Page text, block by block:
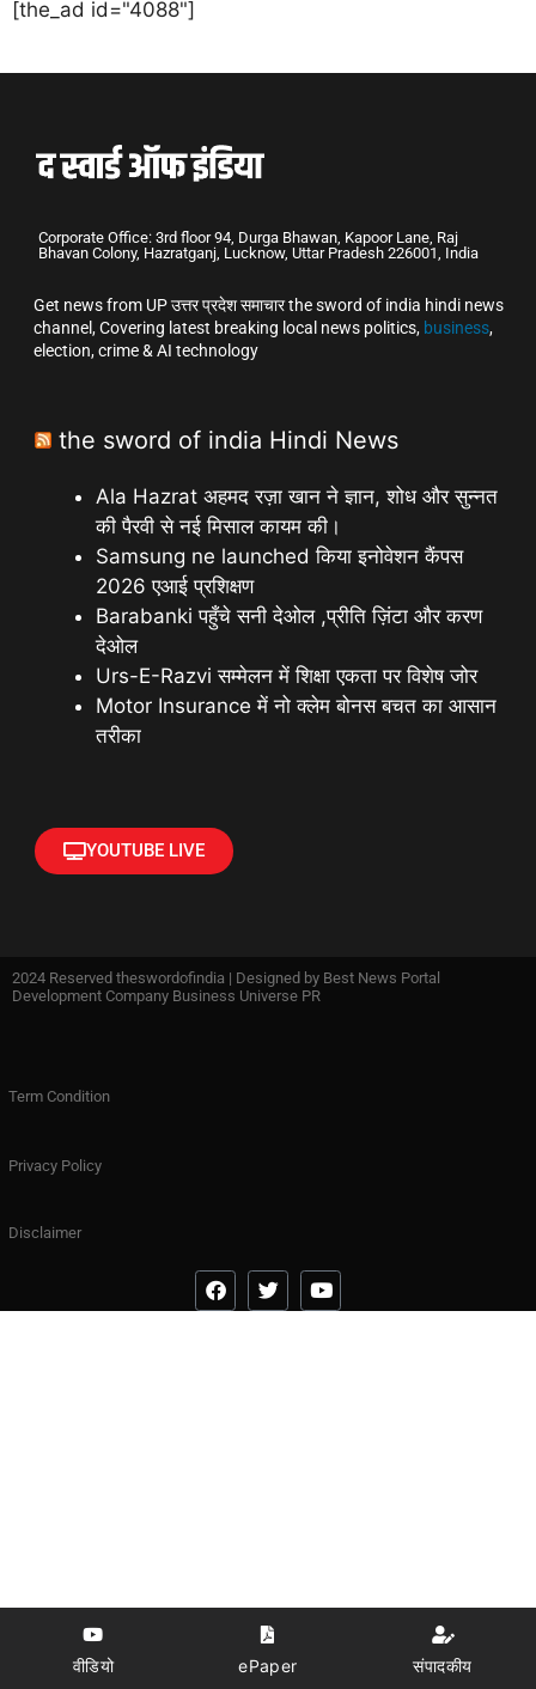
[the_ad id="4088"]
Corporate Office: 3rd floor 94, Durga Bhawan, Kapoor Lane, Raj
Bhavan Colony, Hazratganj, Lucknow, Uttar Pradesh 226001, India
Get news from UP उत्तर प्रदेश समाचार the sword of india hindi news
channel, Covering latest breaking local news politics, business,
election, crime & AI technology
the sword of india Hindi News
Ala Hazrat अहमद रज़ा खान ने ज्ञान, शोध और सुन्नत
की पैरवी से नई मिसाल कायम की।
Samsung ne launched किया इनोवेशन कैंपस
2026 एआई प्रशिक्षण
Barabanki पहुँचे सनी देओल ,प्रीति ज़िंटा और करण
देओल
Urs-E-Razvi सम्मेलन में शिक्षा एकता पर विशेष जोर
Motor Insurance में नो क्लेम बोनस बचत का आसान
तरीका
YOUTUBE LIVE
2024 Reserved theswordofindia | Designed by Best News Portal
Development Company Business Universe PR
Term Condition
Privacy Policy
Disclaimer
वीडियो ePaper संपादकीय